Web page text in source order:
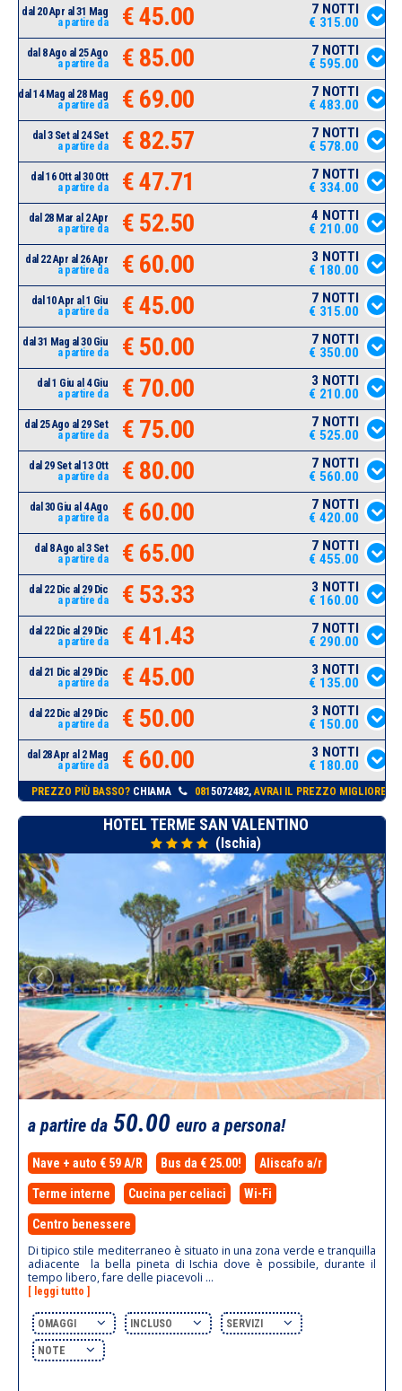
dal 20 Apr al 31 Mag
a partire da
€ 45.00
7 NOTTI
€ 315.00
dal 8 Ago al 25 Ago
a partire da
€ 85.00
7 NOTTI
€ 595.00
dal 14 Mag al 28 Mag
a partire da
€ 69.00
7 NOTTI
€ 483.00
dal 3 Set al 24 Set
a partire da
€ 82.57
7 NOTTI
€ 578.00
dal 16 Ott al 30 Ott
a partire da
€ 47.71
7 NOTTI
€ 334.00
dal 28 Mar al 2 Apr
a partire da
€ 52.50
4 NOTTI
€ 210.00
dal 22 Apr al 26 Apr
a partire da
€ 60.00
3 NOTTI
€ 180.00
dal 10 Apr al 1 Giu
a partire da
€ 45.00
7 NOTTI
€ 315.00
dal 31 Mag al 30 Giu
a partire da
€ 50.00
7 NOTTI
€ 350.00
dal 1 Giu al 4 Giu
a partire da
€ 70.00
3 NOTTI
€ 210.00
dal 25 Ago al 29 Set
a partire da
€ 75.00
7 NOTTI
€ 525.00
dal 29 Set al 13 Ott
a partire da
€ 80.00
7 NOTTI
€ 560.00
dal 30 Giu al 4 Ago
a partire da
€ 60.00
7 NOTTI
€ 420.00
dal 8 Ago al 3 Set
a partire da
€ 65.00
7 NOTTI
€ 455.00
dal 22 Dic al 29 Dic
a partire da
€ 53.33
3 NOTTI
€ 160.00
dal 22 Dic al 29 Dic
a partire da
€ 41.43
7 NOTTI
€ 290.00
dal 21 Dic al 29 Dic
a partire da
€ 45.00
3 NOTTI
€ 135.00
dal 22 Dic al 29 Dic
a partire da
€ 50.00
3 NOTTI
€ 150.00
dal 28 Apr al 2 Mag
a partire da
€ 60.00
3 NOTTI
€ 180.00
PREZZO PIÙ BASSO?CHIAMA 081 5072482,AVRAI IL PREZZO MIGLIORE!
HOTEL TERME SAN VALENTINO
(Ischia)
a partire da 50.00 euro a persona!
Nave + auto € 59 A/R Bus da € 25.00! Aliscafo a/r
Terme interne Cucina per celiaci Wi-Fi
Centro benessere
Di tipico stile mediterraneo è situato in una zona verde e tranquilla
adiacente la bella pineta di Ischia dove è possibile, durante il
tempo libero, fare delle piacevoli ...
[ leggi tutto ]
OMAGGI INCLUSO SERVIZI
NOTE